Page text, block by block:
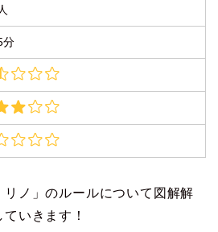
分
ノ」のルールについて図解解
いきます！